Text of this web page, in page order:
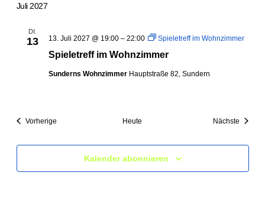
Juli 2027
DI.
13
Spieletreff im Wohnzimmer
13. Juli 2027 @ 19:00– 22:00 Spieletreff im Wohnzimmer
Sunderns Wohnzimmer Hauptstraße 82, Sundern
VorherigeVeranstaltungen Heute Nächste
Kalender abonnieren